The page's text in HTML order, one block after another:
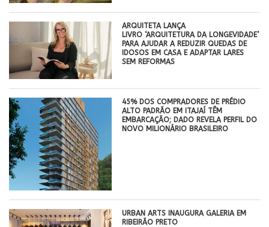
ARQUITETA LANÇA
LIVRO ‘ARQUITETURA DA LONGEVIDADE’
PARA AJUDAR A REDUZIR QUEDAS DE
IDOSOS EM CASA E ADAPTAR LARES
SEM REFORMAS
45% DOS COMPRADORES DE PRÉDIO
ALTO PADRÃO EM ITAJAÍ TÊM
EMBARCAÇÃO; DADO REVELA PERFIL DO
NOVO MILIONÁRIO BRASILEIRO
​URBAN ARTS INAUGURA GALERIA EM
RIBEIRÃO PRETO